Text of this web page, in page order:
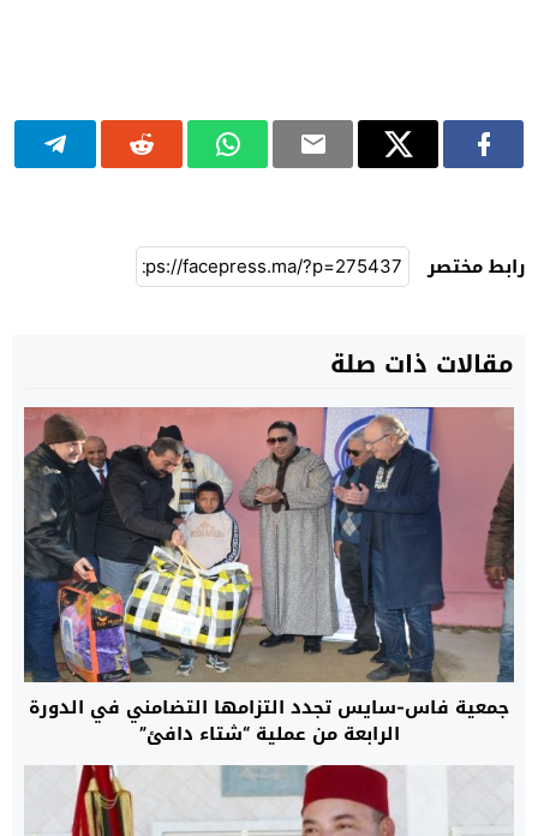
رابط مختصر
مقالات ذات صلة
جمعية فاس-سايس تجدد التزامها التضامني في الدورة
الرابعة من عملية “شتاء دافئ”